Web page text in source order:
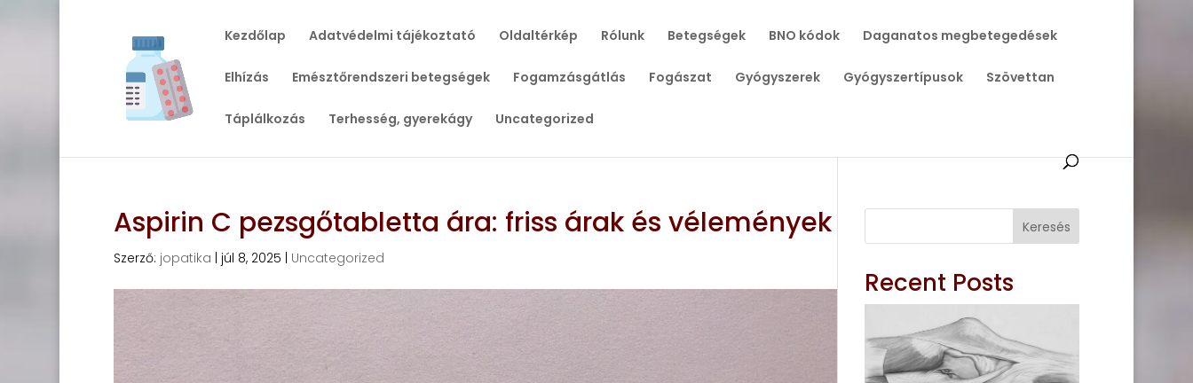
Kezdőlap Adatvédelmi tájékoztató Oldaltérkép Rólunk Betegségek BNO kódok Daganatos megbetegedések
Elhízás Emésztőrendszeri betegségek Fogamzásgátlás Fogászat Gyógyszerek Gyógyszertípusok Szövettan
Táplálkozás Terhesség, gyerekágy Uncategorized
Aspirin C pezsgőtabletta ára: friss árak és vélemények
Szerző: jopatika júl 8, 2025 Uncategorized
Keresés
Recent Posts